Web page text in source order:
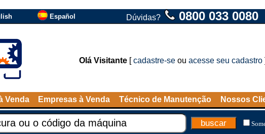
Español Dúvidas? 0800 033 0080
Olá Visitante [cadastre-se ou acesse seu cadastro ]
Venda Empresas à Venda Técnico de Manutenção Nossos